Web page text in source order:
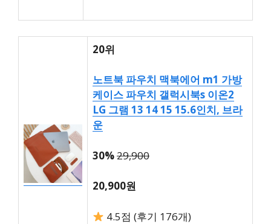
20위
노트북 파우치 맥북에어 m1 가방
케이스 파우치 갤럭시북s 이온2
LG 그램 13 14 15 15.6인치, 브라
운
30%29,900
20,900원
4.5점 (후기 176개)